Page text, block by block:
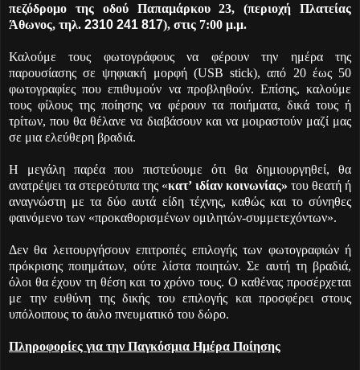
πεζόδρομο της οδού Παπαμάρκου 23, (περιοχή Πλατείας
Άθωνος, τηλ. 2310 241 817), στις 7:00 μ.μ.
Καλούμε τους φωτογράφους να φέρουν την ημέρα της
παρουσίασης σε ψηφιακή μορφή (USB stick), από 20 έως 50
φωτογραφίες που επιθυμούν να προβληθούν. Επίσης, καλούμε
τους φίλους της ποίησης να φέρουν τα ποιήματα, δικά τους ή
τρίτων, που θα θέλανε να διαβάσουν και να μοιραστούν μαζί μας
σε μια ελεύθερη βραδιά.
Η μεγάλη παρέα που πιστεύουμε ότι θα δημιουργηθεί, θα
ανατρέψει τα στερεότυπα της «κατ’ ιδίαν κοινωνίας» του θεατή ή
αναγνώστη με τα δύο αυτά είδη τέχνης, καθώς και το σύνηθες
φαινόμενο των «προκαθορισμένων ομιλητών-συμμετεχόντων».
Δεν θα λειτουργήσουνεπιτροπές επιλογής των φωτογραφιών ή
πρόκρισης ποιημάτων, ούτε λίστα ποιητών. Σε αυτή τη βραδιά,
όλοι θα έχουν τη θέση και το χρόνο τους. Ο καθένας προσέρχεται
με την ευθύνη της δικής του επιλογής και προσφέρει στους
υπόλοιπους το άυλο πνευματικό του δώρο.
Πληροφορίες για την Παγκόσμια Ημέρα Ποίησης